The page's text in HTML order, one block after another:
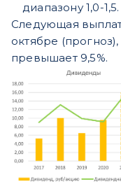
диапазону 1,0-1,5.
Следующая
октябре
превышает 9,5%.